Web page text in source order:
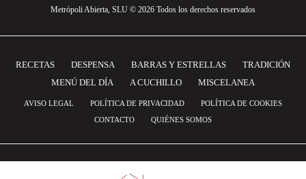
Metrópoli Abierta, SLU © 2026 Todos los derechos reservados
RECETAS DESPENSA BARRAS Y ESTRELLAS
TRADICIÓN
MENÚ DEL DÍA
A CUCHILLO MISCELANEA
AVISO LEGAL POLÍTICA DE PRIVACIDAD
POLÍTICA DE COOKIES
CONTACTO
QUIÉNES SOMOS